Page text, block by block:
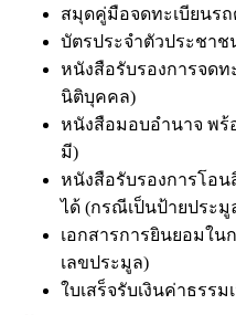
สมุดคู่มือจดทะเบียนรถ
บัตรประจำตัวประชาช
หนังสือรับรองการจด
นิติบุคคล)
หนังสือมอบอำนาจ พร้
มี)
หนังสือรับรองการโอ
ได้ (กรณีเป็นป้ายประมู
เอกสารการยินยอมใน
เลขประมูล)
ใบเสร็จรับเงินค่าธรร